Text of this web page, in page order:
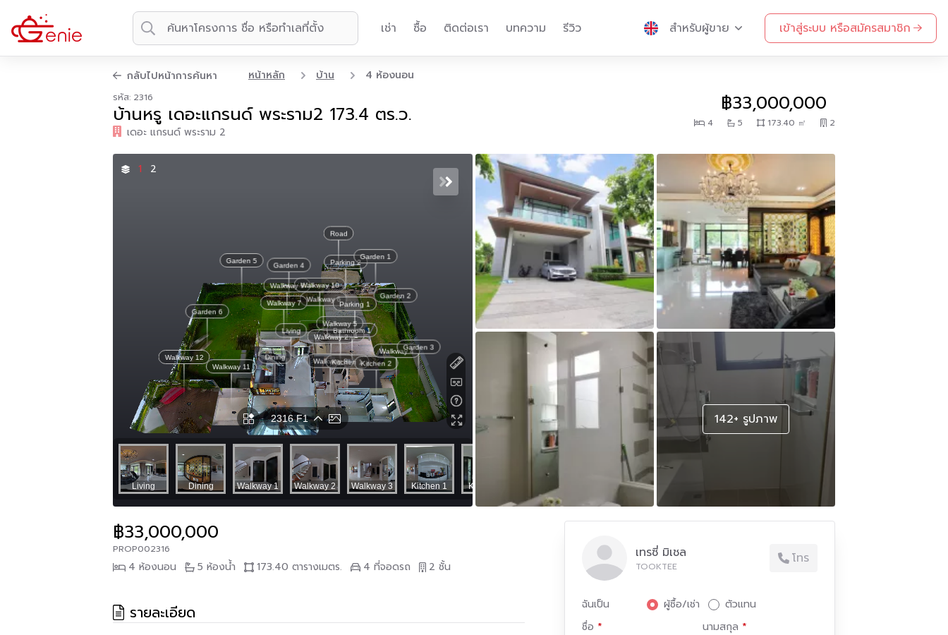
เช่า ซื้อ ติดต่อเรา บทความ รีวิว สำหรับผู้ขาย เข้าสู่ระบบ หรือสมัครสมาชิก
กลับไปหน้าการค้นหา หน้าหลัก บ้าน 4 ห้องนอน
รหัส: 2316
บ้านหรู เดอะแกรนด์ พระราม2 173.4 ตร.ว.
เดอะ แกรนด์ พระราม 2
฿33,000,000
4 5 173.40 ㎡ 2
1 2
142+ รูปภาพ
฿33,000,000
PROP002316
4 ห้องนอน 5 ห้องน้ำ 173.40 ตารางเมตร. 4 ที่จอดรถ 2 ชั้น
รายละเอียด
เทรซี่ มิเชล
TOOKTEE โทร
ฉันเป็น ผู้ซื้อ/เช่า
ตัวแทน
ชื่อ
นามสกุล